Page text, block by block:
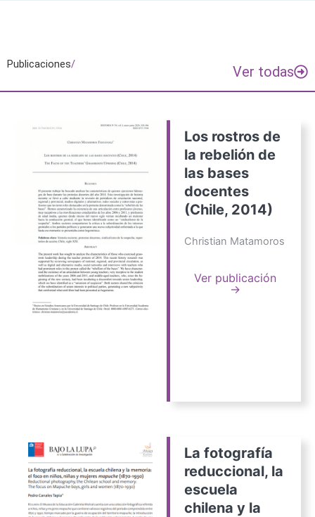
Publicaciones/ Ver todas
Los rostros de
la rebelión de
las bases
docentes
(Chile, 2014)
Christian Matamoros
Ver publicación
→
La fotografía
reduccional, la
escuela
chilena y la